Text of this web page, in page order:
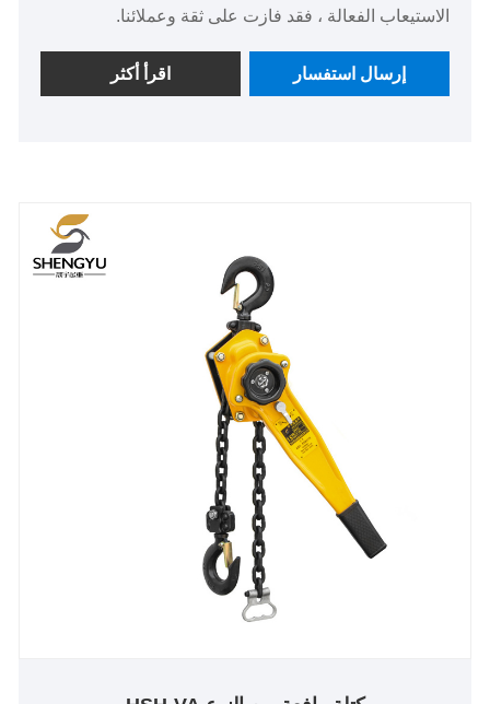
الاستيعاب الفعالة ، فقد فازت على ثقة وعملائنا.
اقرأ أكثر إرسال استفسار